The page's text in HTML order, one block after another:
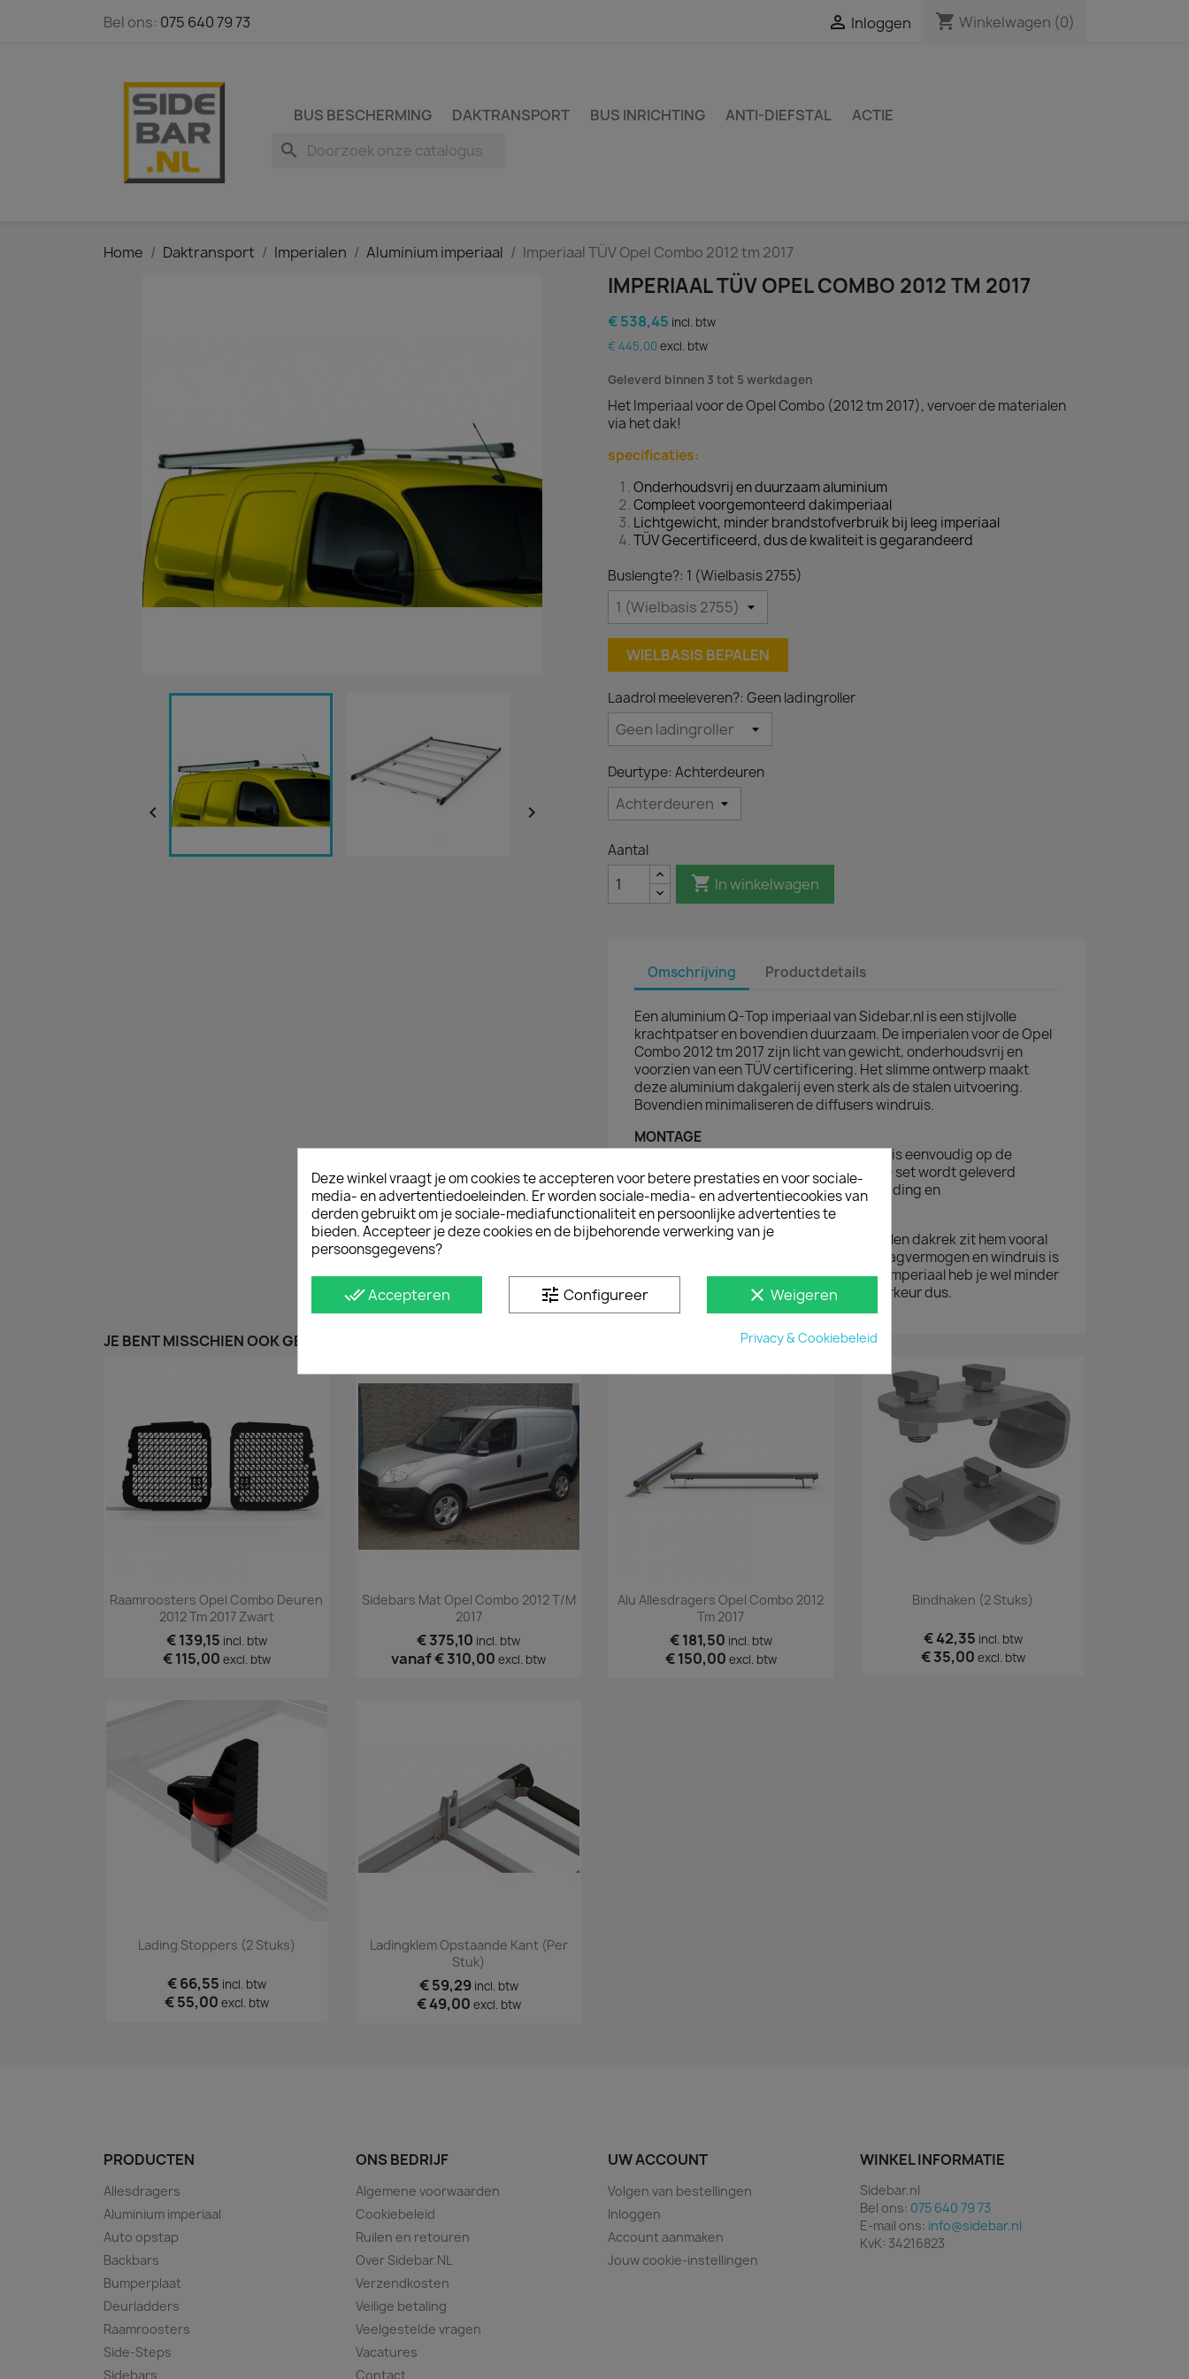
Bel ons: 075 640 79 73  Inloggen shopping_cart Winkelwagen (0)
BUS BESCHERMING DAKTRANSPORT BUS INRICHTING ANTI-DIEFSTAL ACTIE
search
Home Daktransport Imperialen Aluminium imperiaal Imperiaal TÜV Opel Combo 2012 tm 2017
 
IMPERIAAL TÜV OPEL COMBO 2012 TM 2017
€ 538,45 incl. btw
€ 445,00 excl. btw
Geleverd binnen 3 tot 5 werkdagen
Het Imperiaal voor de Opel Combo (2012 tm 2017), vervoer de materialen
via het dak!
specificaties:
Onderhoudsvrij en duurzaam aluminium
Compleet voorgemonteerd dakimperiaal
Lichtgewicht, minder brandstofverbruik bij leeg imperiaal
TÜV Gecertificeerd, dus de kwaliteit is gegarandeerd
Buslengte?: 1 (Wielbasis 2755)
WIELBASIS BEPALEN
Laadrol meeleveren?: Geen ladingroller
Deurtype: Achterdeuren
Aantal
 In winkelwagen
Omschrijving Productdetails
Een aluminium Q-Top imperiaal van Sidebar.nl is een stijlvolle
krachtpatser en bovendien duurzaam. De imperialen voor de Opel
Combo 2012 tm 2017 zijn licht van gewicht, onderhoudsvrij en
voorzien van een TÜV certificering. Het slimme ontwerp maakt
deze aluminium dakgalerij even sterk als de stalen uitvoering.
Bovendien minimaliseren de diffusers windruis.
MONTAGE
De imperiaal wordt pasklaar geleverd en is eenvoudig op de
originele aansluitpunten te monteren. De set wordt geleverd
inclusief windgeleiders, montagehandleiding en
montagematerialen.
Het verschil tussen een aluminium en stalen dakrek zit hem vooral
in het gewicht en de uitstraling. Qua draagvermogen en windruis is
er minimaal verschil. Met een aluminium imperiaal heb je wel minder
brandstofverbruik. Een persoonlijke voorkeur dus.
JE BENT MISSCHIEN OOK GEÏNTERESSEERD IN
Snel bekijken
Raamroosters Opel Combo Deuren
2012 Tm 2017 Zwart
€ 139,15 incl. btw
€ 115,00 excl. btw
Snel bekijken
Sidebars Mat Opel Combo 2012 T/m
2017
€ 375,10 incl. btw
vanaf€ 310,00 excl. btw
Snel bekijken
Alu Allesdragers Opel Combo 2012
Tm 2017
€ 181,50 incl. btw
€ 150,00 excl. btw
Snel bekijken
Bindhaken (2 Stuks)
€ 42,35 incl. btw
€ 35,00 excl. btw
 Snel bekijken
Lading Stoppers (2 Stuks)
€ 66,55 incl. btw
€ 55,00 excl. btw
Snel bekijken
Ladingklem Opstaande Kant (per
Stuk)
€ 59,29 incl. btw
€ 49,00 excl. btw
PRODUCTEN
Allesdragers
Aluminium imperiaal
Auto opstap
Backbars
Bumperplaat
Deurladders
Raamroosters
Side-Steps
Sidebars
ONS BEDRIJF
Algemene voorwaarden
Cookiebeleid
Ruilen en retouren
Over Sidebar.NL
Verzendkosten
Veilige betaling
Veelgestelde vragen
Vacatures
Contact
UW ACCOUNT
Volgen van bestellingen
Inloggen
Account aanmaken
Jouw cookie-instellingen
WINKEL INFORMATIE
Sidebar.nl
Bel ons: 075 640 79 73
E-mail ons: info@sidebar.nl
KvK: 34216823
Deze winkel vraagt je om cookies te accepteren voor betere prestaties en voor sociale-
media- en advertentiedoeleinden. Er worden sociale-media- en advertentiecookies van
derden gebruikt om je sociale-mediafunctionaliteit en persoonlijke advertenties te
bieden. Accepteer je deze cookies en de bijbehorende verwerking van je
persoonsgegevens?
done_allAccepteren tune Configureer clear Weigeren
Privacy & Cookiebeleid